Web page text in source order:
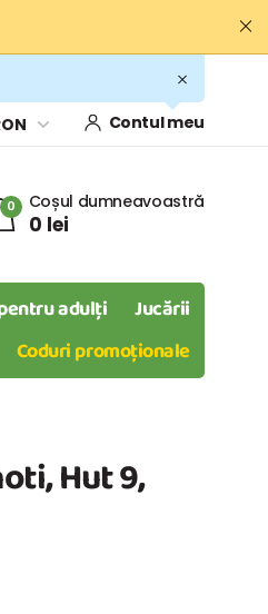
Contul meu
0 Coșul dumneavoastră
0 lei
adulți
Jucării
Coduri promoționale
Hut 9,